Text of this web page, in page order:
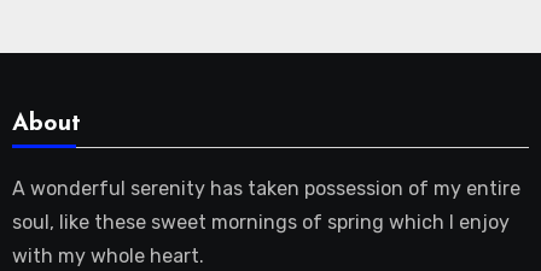
About
A wonderful serenity has taken possession of my entire
soul, like these sweet mornings of spring which I enjoy
with my whole heart.